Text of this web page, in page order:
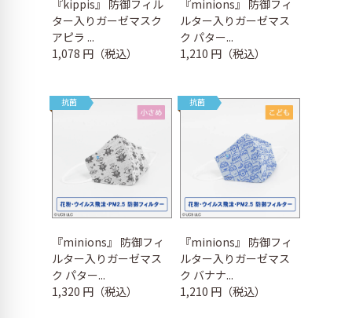
『kippis』 防御フィル
ター入りガーゼマスク
アピラ ...
1,078 円（税込）
『minions』 防御フィ
ルター入りガーゼマス
ク パター...
1,210 円（税込）
抗菌
『minions』 防御フィ
ルター入りガーゼマス
ク パター...
1,320 円（税込）
抗菌
『minions』 防御フィ
ルター入りガーゼマス
ク バナナ...
1,210 円（税込）